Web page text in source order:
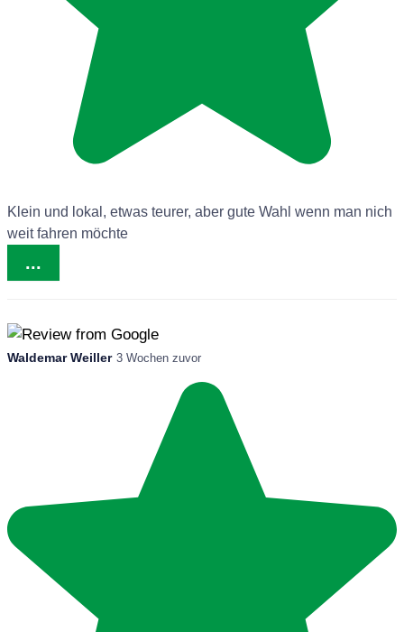
Klein und lokal, etwas teurer, aber gute Wahl wenn man nich
weit fahren möchte
...
Waldemar Weiller 3 Wochen zuvor